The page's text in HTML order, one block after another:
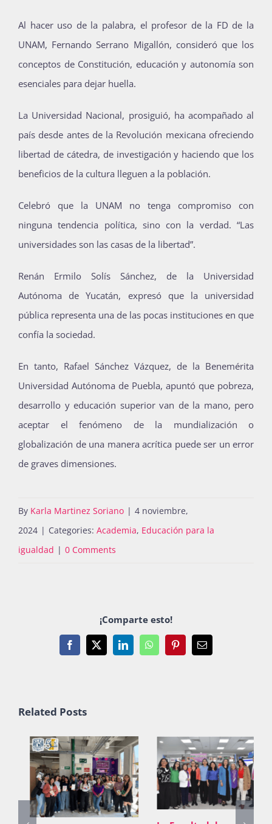
Al hacer uso de la palabra, el profesor de la FD de la
UNAM, Fernando Serrano Migallón, consideró que los
conceptos de Constitución, educación y autonomía son
esenciales para dejar huella.
La Universidad Nacional, prosiguió, ha acompañado al
país desde antes de la Revolución mexicana ofreciendo
libertad de cátedra, de investigación y haciendo que los
beneficios de la cultura lleguen a la población.
Celebró que la UNAM no tenga compromiso con
ninguna tendencia política, sino con la verdad. “Las
universidades son las casas de la libertad”.
Renán Ermilo Solís Sánchez, de la Universidad
Autónoma de Yucatán, expresó que la universidad
pública representa una de las pocas instituciones en que
confía la sociedad.
En tanto, Rafael Sánchez Vázquez, de la Benemérita
Universidad Autónoma de Puebla, apuntó que pobreza,
desarrollo y educación superior van de la mano, pero
aceptar el fenómeno de la mundialización o
globalización de una manera acrítica puede ser un error
de graves dimensiones.
By Karla Martinez Soriano | 4 noviembre,
2024 | Categories: Academia, Educación para la
igualdad | 0 Comments
¡Comparte esto!
Facebook
X LinkedInWhatsAppPinterestEmail
Related Posts